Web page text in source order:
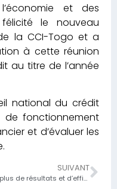
et des
le nouveau
de la CCI-Togo et a
à cette réunion
au titre de l’année
national du crédit
de fonctionnement
et d’évaluer les
SUIVANT
Pour plus de résultats et d’efficacité dans la sphère économique et financière du pays, la Direction des Ressources Humaines (DRH) du ministère de l’économies et des finances va outiller le personnel dudit département;